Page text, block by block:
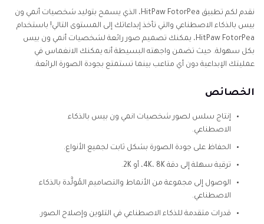
نقدم لكم تطبيق HitPaw FotorPea، الذي يسمح بتوليد شخصيات أنمي ون
بيس بالذكاء الاصطناعي والتي تأخذ إبداعاتك إلى المستوى التالي! باستخدام
HitPaw FotorPea، يمكنك تصميم صور رائعة لشخصيات أنمي ون بيس
بكل سهولة. حيث تضمن واجهته البسيطة أنه يمكنك الانغماس في
عمليتك الإبداعية دون أي متاعب بينما تستمتع بجودة الصورة الرائعة.
الخصائص
إنتاج سلس لصور شخصيات انمي ون بيس بالذكاء
الاصطناعي.
الحفاظ على جودة الصورة بشكل ثابت لجميع الأنواع.
ترقية سهلة إلى دقة 4K، 8K، أو 2K.
الوصول إلى مجموعة من الأنماط والتصاميم المُولَّدة بالذكاء
الاصطناعي.
قدرات متقدمة للذكاء الاصطناعي في التلوين وإصلاح الصور.